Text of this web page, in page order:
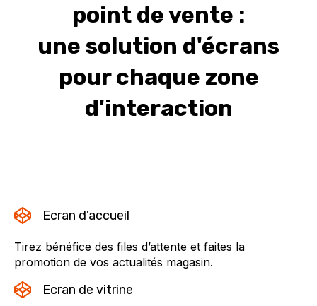
point de vente :
une solution d'écrans
pour chaque zone
d'interaction
Ecran d'accueil
Tirez bénéfice des files d’attente et faites la
promotion de vos actualités magasin.
Ecran de vitrine